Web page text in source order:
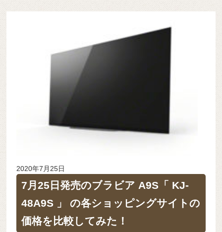
2020年7月25日
7月25日発売のブラビア A9S「 KJ-
48A9S 」 の各ショッピングサイトの
価格を比較してみた！